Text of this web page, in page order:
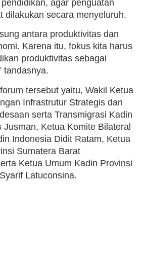
agar penguatan
dilakukan secara menyeluruh.
antara produktivitas dan
Karena itu, fokus kita harus
produktivitas sebagai
tandasnya.
tersebut yaitu, Wakil Ketua
Infrastrutur Strategis dan
serta Transmigrasi Kadin
Jusman, Ketua Komite Bilateral
Indonesia Didit Ratam, Ketua
Sumatera Barat
Ketua Umum Kadin Provinsi
Latuconsina.